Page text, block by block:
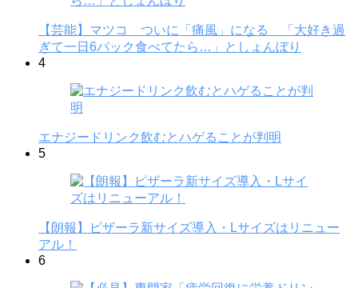
【芸能】マツコ ついに「痛風」になる 「大好き過
ぎて一日6パック食べてたら…」としょんぼり
4
エナジードリンク飲むとハゲることが判明
5
【朗報】ピザーラ新サイズ導入・Lサイズはリニュー
アル！
6